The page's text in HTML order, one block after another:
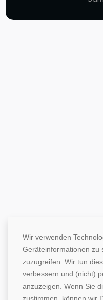
Wir verwenden
Geräteinformationen zu
zuzugreifen. Wir tun
verbessern und (nicht)
anzuzeigen. Wenn Sie